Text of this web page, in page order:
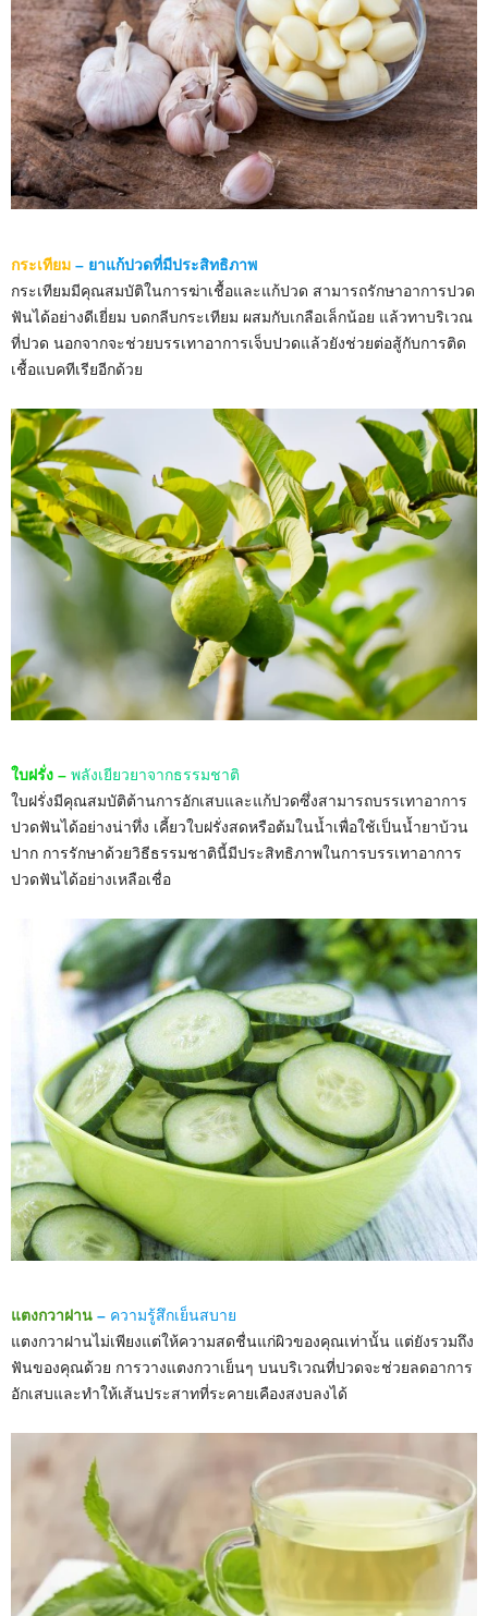
กระเทียม – ยาแก้ปวดที่มีประสิทธิภาพ
กระเทียมมีคุณสมบัติในการฆ่าเชื้อและแก้ปวด สามารถรักษาอาการปวด
ฟันได้อย่างดีเยี่ยม บดกลีบกระเทียม ผสมกับเกลือเล็กน้อย แล้วทาบริเวณ
ที่ปวด นอกจากจะช่วยบรรเทาอาการเจ็บปวดแล้วยังช่วยต่อสู้กับการติด
เชื้อแบคทีเรียอีกด้วย
ใบฝรั่ง – พลังเยียวยาจากธรรมชาติ
ใบฝรั่งมีคุณสมบัติต้านการอักเสบและแก้ปวดซึ่งสามารถบรรเทาอาการ
ปวดฟันได้อย่างน่าทึ่ง เคี้ยวใบฝรั่งสดหรือต้มในน้ำเพื่อใช้เป็นน้ำยาบ้วน
ปาก การรักษาด้วยวิธีธรรมชาตินี้มีประสิทธิภาพในการบรรเทาอาการ
ปวดฟันได้อย่างเหลือเชื่อ
แตงกวาฝาน – ความรู้สึกเย็นสบาย
แตงกวาฝานไม่เพียงแต่ให้ความสดชื่นแก่ผิวของคุณเท่านั้น แต่ยังรวมถึง
ฟันของคุณด้วย การวางแตงกวาเย็นๆ บนบริเวณที่ปวดจะช่วยลดอาการ
อักเสบและทำให้เส้นประสาทที่ระคายเคืองสงบลงได้